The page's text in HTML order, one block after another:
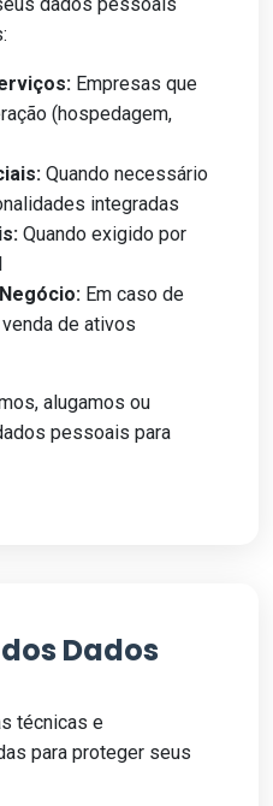
Empresas que
(hospedagem,
Quando necessário
integradas
Quando exigido por
Em caso de
de ativos
alugamos ou
pessoais para
Dados
técnicas e
para proteger seus